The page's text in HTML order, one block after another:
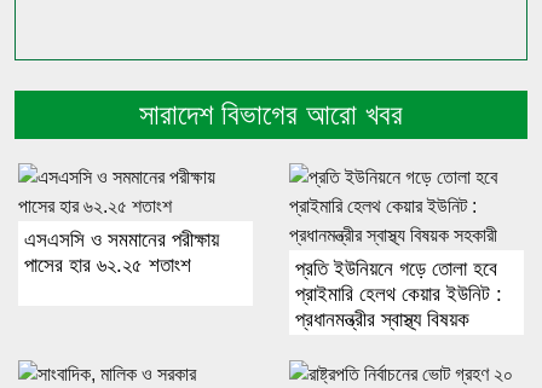
সারাদেশ বিভাগের আরো খবর
এসএসসি ও সমমানের পরীক্ষায়
পাসের হার ৬২.২৫ শতাংশ
প্রতি ইউনিয়নে গড়ে তোলা হবে
প্রাইমারি হেলথ কেয়ার ইউনিট :
প্রধানমন্ত্রীর স্বাস্থ্য বিষয়ক